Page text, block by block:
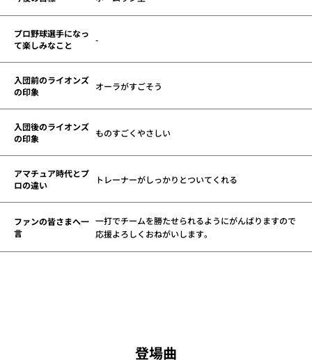
プロ野球選手になっ
て楽しみなこと
-
入団前のライオンズ
の印象
オーラがすごそう
入団後のライオンズ
の印象
ものすごくやさしい
アマチュア時代とプ
ロの違い
トレーナーがしっかりとついてくれる
ファンの皆さまへ一
言
一打でチームを勝たせられるようにがんばりますので
応援よろしくおねがいします。
登場曲